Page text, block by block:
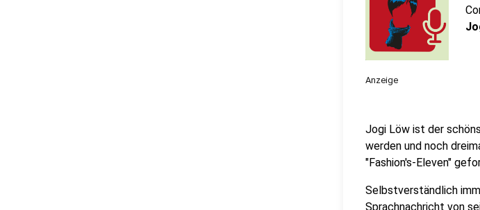
Anzeige
Jogi Löw ist der
werden und noch
"Fashion's-Eleven"
Selbstverständlich
Sprachnachricht von